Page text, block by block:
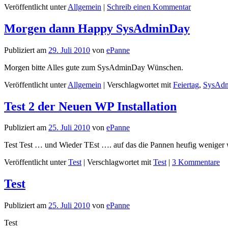
Veröffentlicht unter Allgemein | Schreib einen Kommentar
Morgen dann Happy SysAdminDay
Publiziert am 29. Juli 2010 von ePanne
Morgen bitte Alles gute zum SysAdminDay Wünschen.
Veröffentlicht unter Allgemein | Verschlagwortet mit Feiertag,
Test 2 der Neuen WP Installation
Publiziert am 25. Juli 2010 von ePanne
Test Test … und Wieder TEst …. auf das die Pannen heufig weniger
Veröffentlicht unter Test | Verschlagwortet mit Test | 3 Kommentare
Test
Publiziert am 25. Juli 2010 von ePanne
Test